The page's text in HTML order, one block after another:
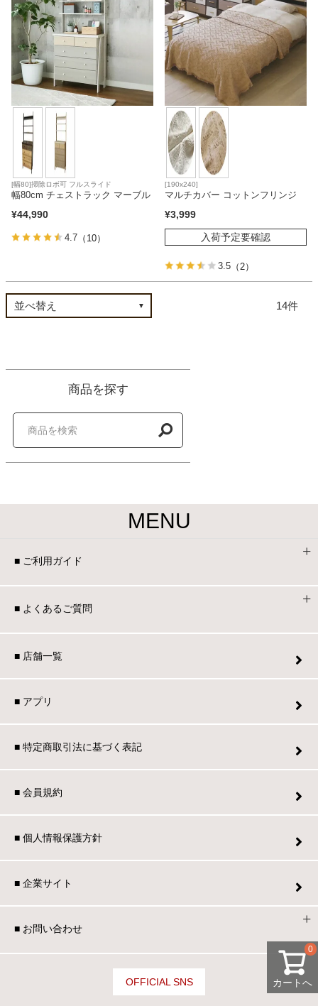
[幅80]掃除ロボ可 フルスライド
幅80cm チェストラック マーブル
¥44,990
4.7 （10）
[190x240]
マルチカバー コットンフリンジ
¥3,999
入荷予定要確認
3.5 （2）
14
商品を探す
カートへ
0
MENU
■ ご利用ガイド
■ よくあるご質問
■ 店舗一覧
■ アプリ
■ 特定商取引法に基づく表記
■ 会員規約
■ 個人情報保護方針
■ 企業サイト
■ お問い合わせ
OFFICIAL SNS